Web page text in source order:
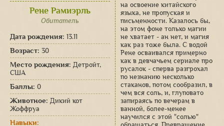
Рене Рамиэрль
Обитатель
Дата рождения: 13.11
Возраст: 30
Место рождения: Детройт,
США
Баллы: 0
Животное: Дикий кот
Жоффруа
Навыки:
на освоение китайского
языка, не пропуская и
письменности. Казалось бы,
на этом фоне только магии
не хватает - ан нет, и магия
как раз тоже была. С водой
Рене осваивался примерно
как в девчачьем сериале про
русалок - сперва разгрохал
по незнанию несколько
стаканов, потом сообразил, в
чем вся соль, и, глуповато
запираясь по вечерам в
ванной, более-менее
научился с этой "солью"